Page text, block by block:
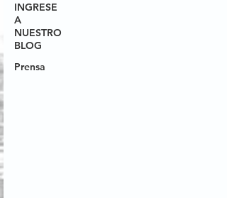
INGRESE
A
NUESTRO
BLOG
Prensa